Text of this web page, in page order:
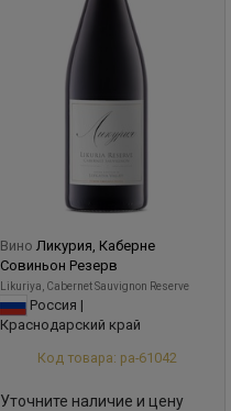
Вино Ликурия, Каберне
Совиньон Резерв
Likuriya, Cabernet Sauvignon Reserve
Россия |
Краснодарский край
Код товара: ра-61042
Уточните наличие и цену